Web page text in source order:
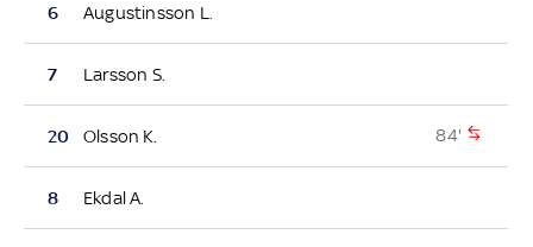
6 Augustinsson L.
7 Larsson S.
20 Olsson K. 84'
8 Ekdal A.